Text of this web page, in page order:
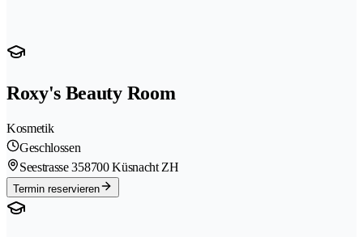
Roxy's Beauty Room
Kosmetik
Geschlossen
Seestrasse 358700 Küsnacht ZH
Termin reservieren